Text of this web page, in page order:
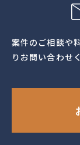
案件のご相談や
りお問い合わせ